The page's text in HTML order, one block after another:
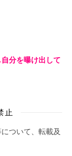
分を曝け出して
止
ついて、転載及